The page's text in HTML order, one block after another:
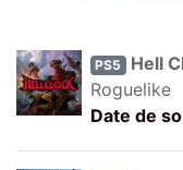
PS5
Hell
Roguelike
Date de